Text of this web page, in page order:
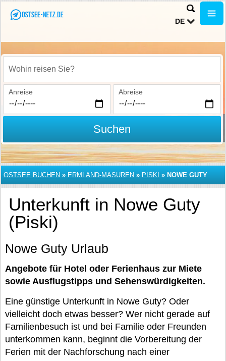
DE
Wohin reisen Sie?
Anreise Abreise
Suchen
OSTSEE BUCHEN » ERMLAND-MASUREN » PISKI » NOWE GUTY
Unterkunft in Nowe Guty
(Piski)
Nowe Guty Urlaub
Angebote für Hotel oder Ferienhaus zur Miete
sowie Ausflugstipps und Sehenswürdigkeiten.
Eine günstige Unterkunft in Nowe Guty? Oder
vielleicht doch etwas besser? Wer nicht gerade auf
Familienbesuch ist und bei Familie oder Freunden
unterkommen kann, beginnt die Vorbereitung der
Ferien mit der Nachforschung nach einer